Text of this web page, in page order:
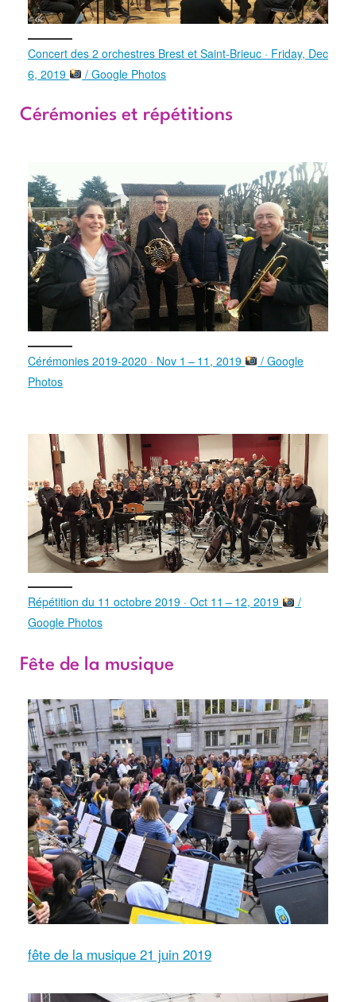
Concert des 2 orchestres Brest et Saint-Brieuc · Friday, Dec
6, 2019
/ Google Photos
Cérémonies et répétitions
Cérémonies 2019-2020 · Nov 1 – 11, 2019
/ Google
Photos
Répétition du 11 octobre 2019 · Oct 11 – 12, 2019
/
Google Photos
Fête de la musique
fête de la musique 21 juin 2019